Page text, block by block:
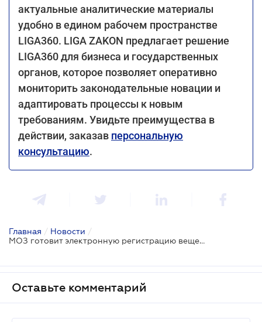
актуальные аналитические материалы
удобно в едином рабочем пространстве
LIGA360. LIGA ZAKON предлагает решение
LIGA360 для бизнеса и государственных
органов, которое позволяет оперативно
мониторить законодательные новации и
адаптировать процессы к новым
требованиям. Увидьте преимущества в
действии, заказав персональную
консультацию.
Главная / Новости /
МОЗ готовит электронную регистрацию веществ для контакта с пищевыми продуктами
Оставьте комментарий